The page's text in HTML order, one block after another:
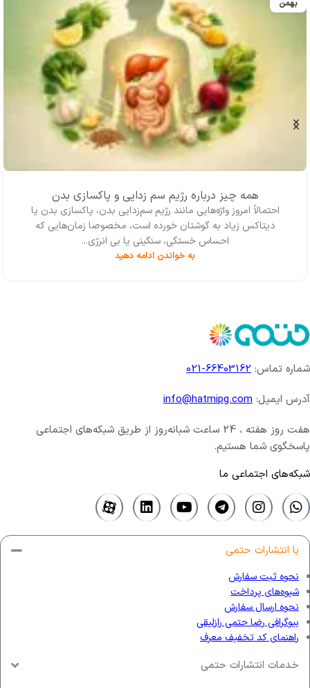
بهمن
همه چیز درباره رژیم سم زدایی و پاکسازی بدن
احتمالاً امروز واژه‌‌هایی مانند رژیم سم‌زدایی بدن، پاکسازی بدن یا
دیتاکس زیاد به گوشتان خورده است، مخصوصا زمان‌هایی که
احساس خستگی، سنگینی یا بی انرژی...
به خواندن ادامه دهید
شماره تماس: 66403162-021
آدرس ایمیل: info@hatmipg.com
هفت روز هفته ، 24 ساعت شبانه‌روز از طریق شبکه‌های اجتماعی
پاسخگوی شما هستیم.
شبکه‌های اجتماعی ما
با انتشارات حتمی
نحوه ثبت سفارش
شیوه‌های پرداخت
نحوه ارسال سفارش
بیوگرافی رضا حتمی رازلیقی
راهنمای کد تخفیف معرف
خدمات انتشارات حتمی